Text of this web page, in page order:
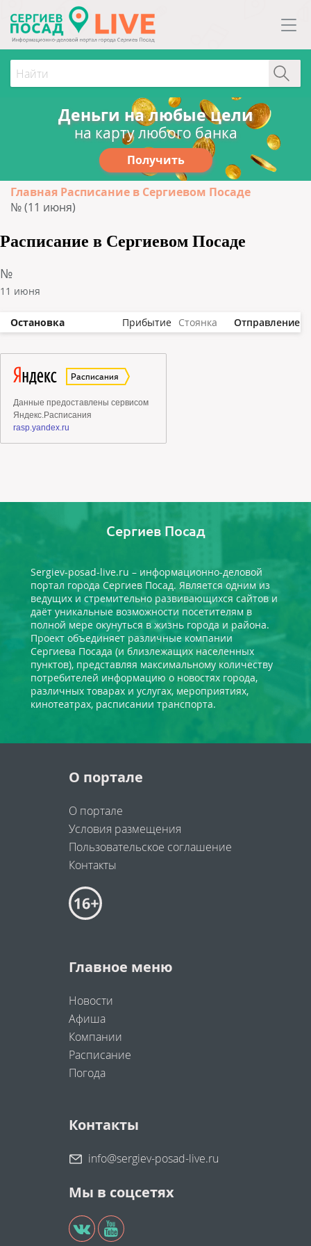
Деньги на любые цели
на карту любого банка
Получить
Главная Расписание в Сергиевом Посаде
№ (11 июня)
Расписание в Сергиевом Посаде
№
11 июня
Остановка Прибытие Стоянка Отправление
Сергиев Посад
Sergiev-posad-live.ru – информационно-деловой
портал города Сергиев Посад. Является одним из
ведущих и стремительно развивающихся сайтов и
даёт уникальные возможности посетителям в
полной мере окунуться в жизнь города и района.
Проект объединяет различные компании
Сергиева Посада (и близлежащих населенных
пунктов), представляя максимальному количеству
потребителей информацию о новостях города,
различных товарах и услугах, мероприятиях,
кинотеатрах, расписании транспорта.
О портале
О портале
Условия размещения
Пользовательское соглашение
Контакты
Главное меню
Новости
Афиша
Компании
Расписание
Погода
Контакты
info@sergiev-posad-live.ru
Мы в соцсетях